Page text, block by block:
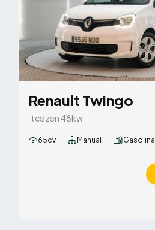
Renault Twingo
tce zen 48kw
65cv Manual Gasolina